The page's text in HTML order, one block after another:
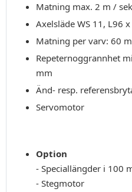
Matning max. 2 m / sek
Axelsläde WS 11, L96
Matning per varv: 60
Repeternoggrannhet
mm
Änd- resp.
Servomotor
Option
- Speciallängder i 100
- Stegmotor